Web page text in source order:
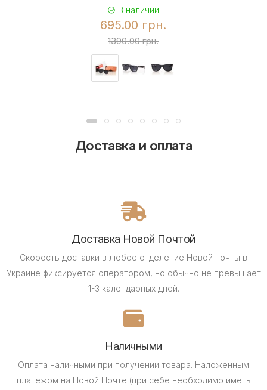
В наличии
695.00 грн.
1390.00 грн.
Доставка и оплата
Доставка Новой Почтой
Скорость доставки в любое отделение Новой почты в
Украине фиксируется оператором, но обычно не превышает
1-3 календарных дней.
Наличными
Оплата наличными при получении товара. Наложенным
платежом на Новой Почте (при себе необходимо иметь